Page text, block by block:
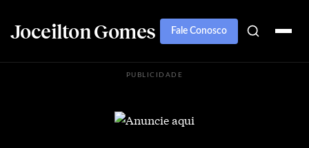
Joceilton Gomes Fale Conosco
PUBLICIDADE